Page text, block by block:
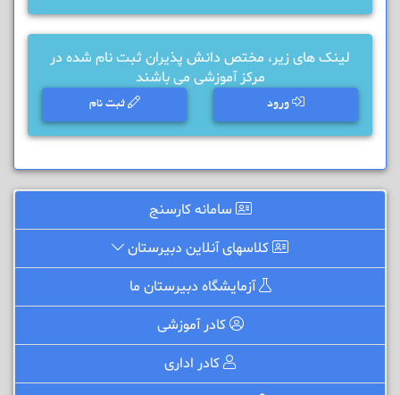
لینک های زیر، مختص دانش پذیران ثبت نام شده در
مرکز آموزشی می باشند
ورود ثبت نام
سامانه کارسنج
کلاسهای آنلاین دبیرستان
آزمایشگاه دبیرستان ما
کادر آموزشی
کادر اداری